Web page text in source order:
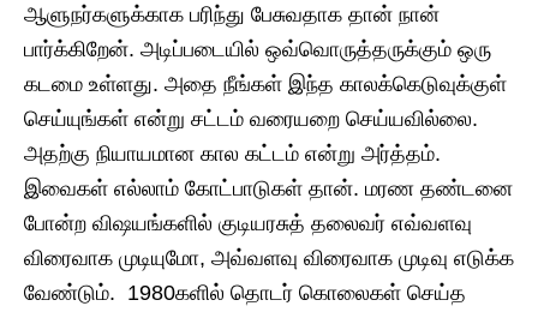
ஆளுநர்களுக்காக பரிந்து பேசுவதாக தான் நான்
பார்க்கிறேன். அடிப்படையில் ஒவ்வொருத்தருக்கும் ஒரு
கடமை உள்ளது. அதை நீங்கள் இந்த காலக்கெடுவுக்குள்
செய்யுங்கள் என்று சட்டம் வரையறை செய்யவில்லை.
அதற்கு நியாயமான கால கட்டம் என்று அர்த்தம்.
இவைகள் எல்லாம் கோட்பாடுகள் தான். மரண தண்டனை
போன்ற விஷயங்களில் குடியரசுத் தலைவர் எவ்வளவு
விரைவாக முடியுமோ, அவ்வளவு விரைவாக முடிவு எடுக்க
வேண்டும். 1980களில் தொடர் கொலைகள் செய்த